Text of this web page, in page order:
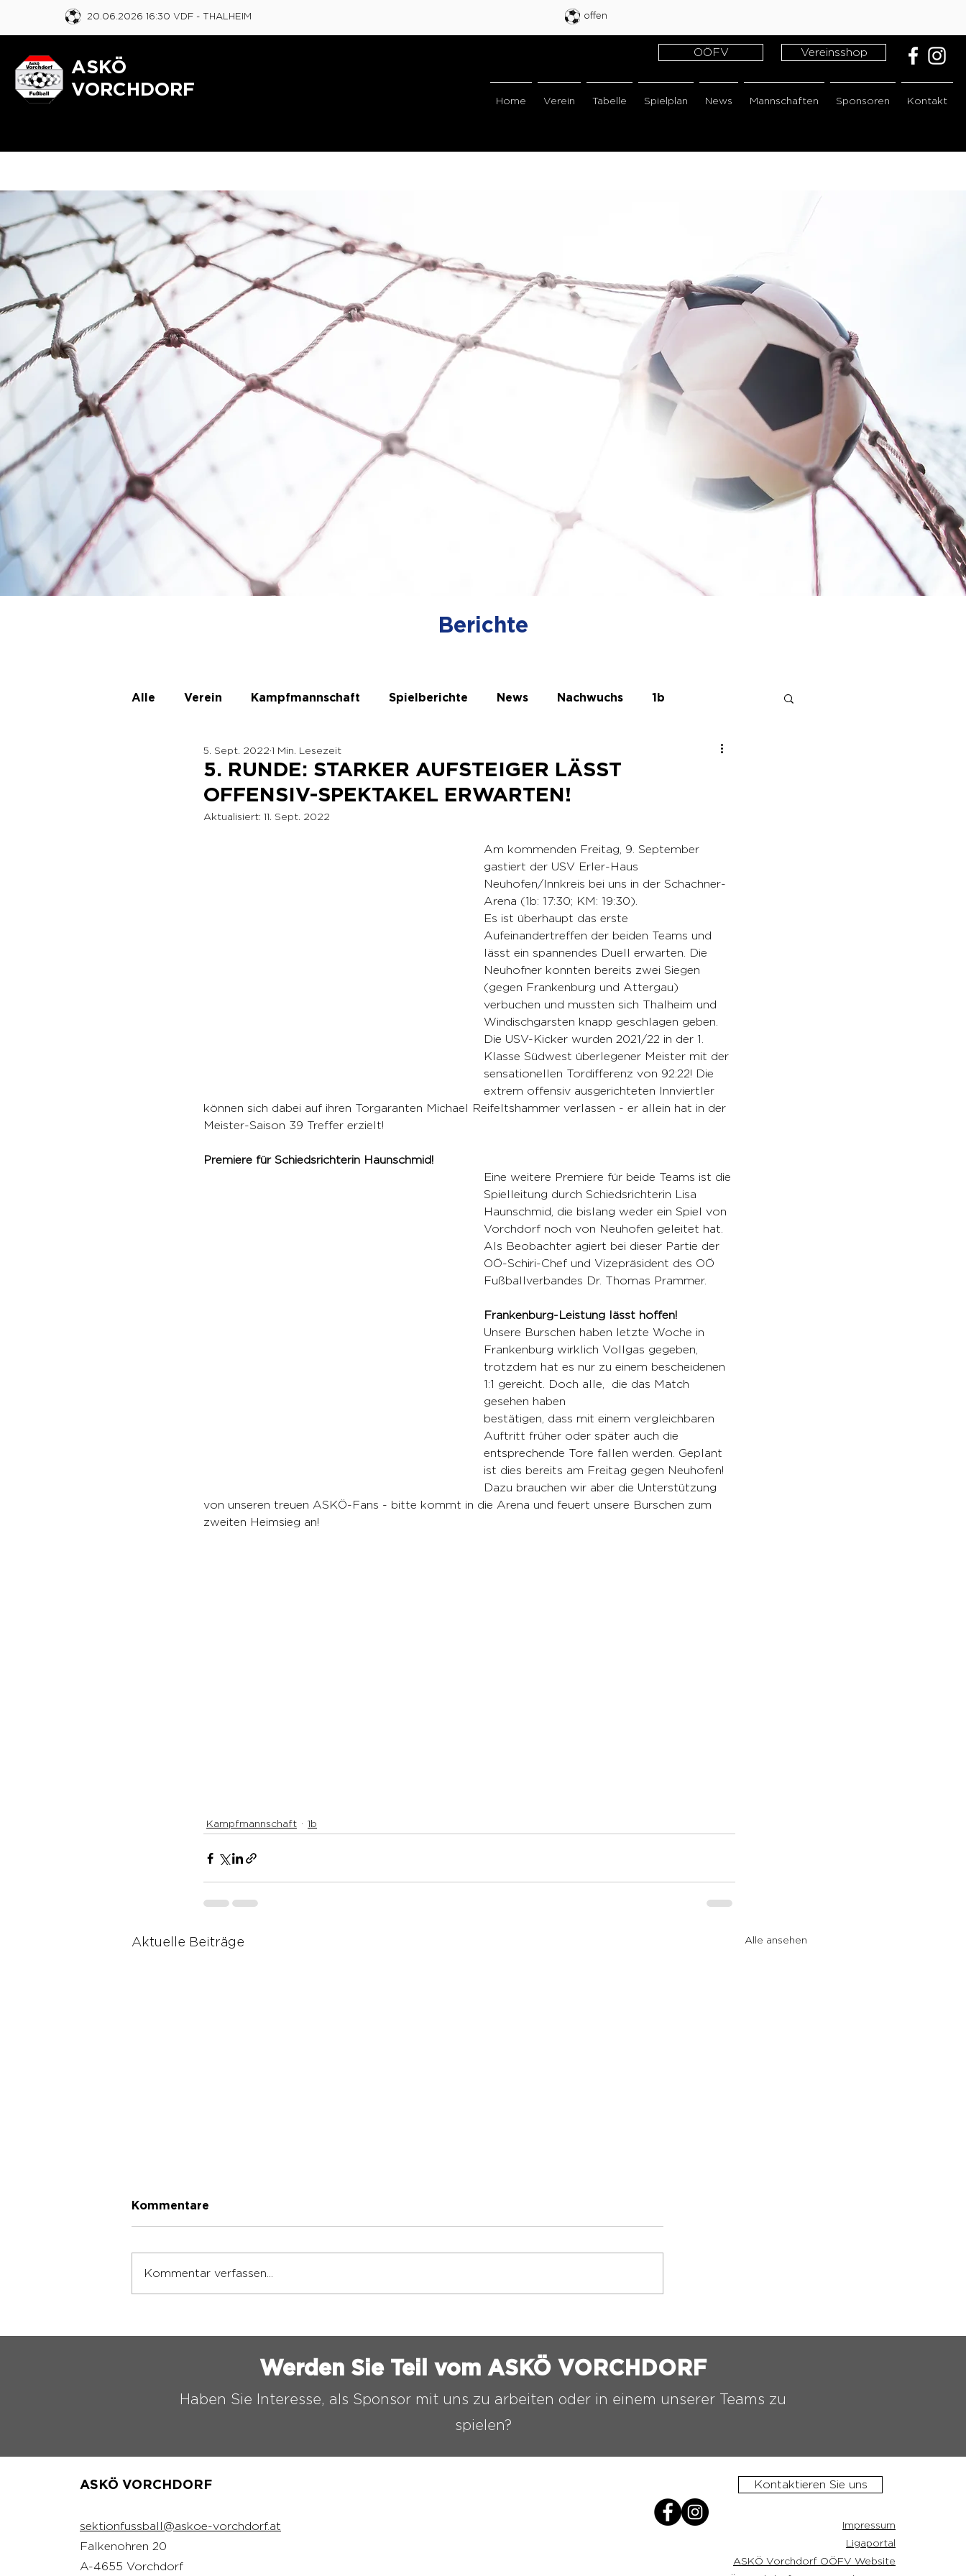
20.06.2026 16:30 VDF - THALHEIM offen
ASKÖ
VORCHDORF
OÖFV Vereinsshop
Home Verein Tabelle Spielplan News Mannschaften Sponsoren Kontakt
Berichte
Alle Verein Kampfmannschaft Spielberichte News Nachwuchs 1b
ASKÖ Ladies Unbenannte Kategorie
5. RUNDE: STARKER AUFSTEIGER LÄSST
OFFENSIV-SPEKTAKEL ERWARTEN!
5. Sept. 2022 1 Min. Lesezeit
Aktualisiert: 11. Sept. 2022
Am kommenden Freitag, 9. September
gastiert der USV Erler-Haus
Neuhofen/Innkreis bei uns in der Schachner-
Arena (1b: 17:30; KM: 19:30).
Es ist überhaupt das erste
Aufeinandertreffen der beiden Teams und
lässt ein spannendes Duell erwarten. Die
Neuhofner konnten bereits zwei Siegen
(gegen Frankenburg und Attergau)
verbuchen und mussten sich Thalheim und
Windischgarsten knapp geschlagen geben.
Die USV-Kicker wurden 2021/22 in der 1.
Klasse Südwest überlegener Meister mit der
sensationellen Tordifferenz von 92:22! Die
extrem offensiv ausgerichteten Innviertler
können sich dabei auf ihren Torgaranten Michael Reifeltshammer verlassen - er allein hat in der
Meister-Saison 39 Treffer erzielt!
Premiere für Schiedsrichterin Haunschmid!
Eine weitere Premiere für beide Teams ist die
Spielleitung durch Schiedsrichterin Lisa
Haunschmid, die bislang weder ein Spiel von
Vorchdorf noch von Neuhofen geleitet hat.
Als Beobachter agiert bei dieser Partie der
OÖ-Schiri-Chef und Vizepräsident des OÖ
Fußballverbandes Dr. Thomas Prammer.
Frankenburg-Leistung lässt hoffen!
Unsere Burschen haben letzte Woche in
Frankenburg wirklich Vollgas gegeben,
trotzdem hat es nur zu einem bescheidenen
1:1 gereicht. Doch alle,  die das Match
gesehen haben
bestätigen, dass mit einem vergleichbaren
Auftritt früher oder später auch die
entsprechende Tore fallen werden. Geplant
ist dies bereits am Freitag gegen Neuhofen!
Dazu brauchen wir aber die Unterstützung
von unseren treuen ASKÖ-Fans - bitte kommt in die Arena und feuert unsere Burschen zum
zweiten Heimsieg an!
Kampfmannschaft 1b
Aktuelle Beiträge Alle ansehen
BEZIRKSLIGA SÜD 26/27
2026
neuer Trainerstab bei der
ASKÖ Vorchdorf 1b!⚽️
Kommentare
Kommentar verfassen...
Werden Sie Teil vom ASKÖ VORCHDORF
Haben Sie Interesse, als Sponsor mit uns zu arbeiten oder in einem unserer Teams zu
spielen?
ASKÖ VORCHDORF
sektionfussball@askoe-vorchdorf.at
Falkenohren 20
A-4655 Vorchdorf
Kontaktieren Sie uns
Impressum
Ligaportal
ASKÖ Vorchdorf OÖFV Website